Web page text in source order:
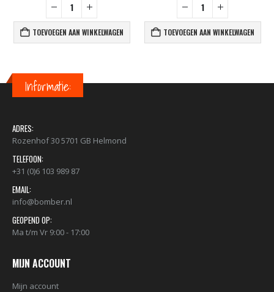
TOEVOEGEN AAN WINKELWAGEN TOEVOEGEN AAN WINKELWAGEN
Informatie:
ADRES:
Rozenhof 30 5701 GB Helmond
TELEFOON:
+31 (0)6 103 989 87
EMAIL:
info@bomber.nl
GEOPEND OP:
Ma t/m Vr 9:00 - 17:00
MIJN ACCOUNT
Mijn account